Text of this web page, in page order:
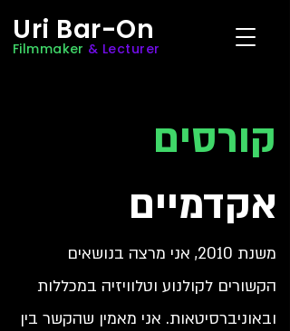
Uri Bar-On
Filmmaker & Lecturer
קורסים
אקדמיים
משנת 2010, אני מרצה בנושאים
הקשורים לקולנוע וטלוויזיה במכללות
ובאוניברסיטאות. אני מאמין שהקשר בין